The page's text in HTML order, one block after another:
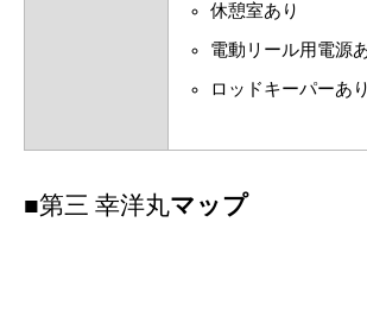
休憩室あり
電動リール用電源
ロッドキーパーあり
■第三 幸洋丸マップ